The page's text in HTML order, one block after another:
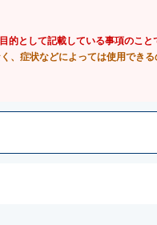
として記載している事項のこと
症状などによっては使用できる